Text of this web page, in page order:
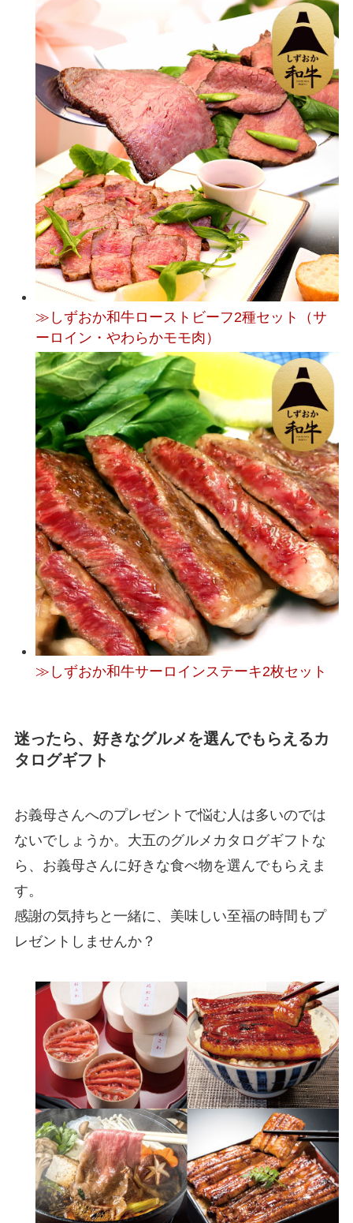
≫しずおか和牛ローストビーフ2種セット（サ
ーロイン・やわらかモモ肉）
≫しずおか和牛サーロインステーキ2枚セット
迷ったら、好きなグルメを選んでもらえるカ
タログギフト
お義母さんへのプレゼントで悩む人は多いのでは
ないでしょうか。大五のグルメカタログギフトな
ら、お義母さんに好きな食べ物を選んでもらえま
す。
感謝の気持ちと一緒に、美味しい至福の時間もプ
レゼントしませんか？